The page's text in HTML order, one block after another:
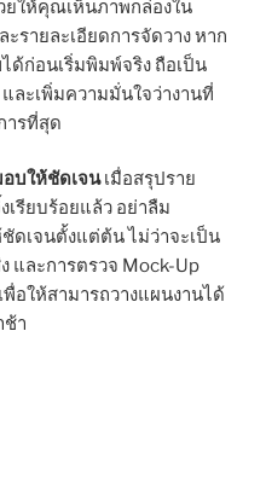
ยให้คุณเห็นภาพกล่องใน
รายละเอียดการจัดวาง หาก
ก่อนเริ่มพิมพ์จริง ถือเป็น
ะเพิ่มความมั่นใจว่างานที่
ารที่สุด
บให้ชัดเจนเมื่อสรุปราย
เรียบร้อยแล้ว อย่าลืม
ดเจนตั้งแต่ต้น ไม่ว่าจะเป็น
และการตรวจ Mock-Up
อให้สามารถวางแผนงานได้
ช้า